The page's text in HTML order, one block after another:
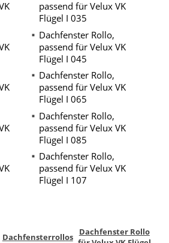
passend für Velux VK
Flügel I 035
Dachfenster Rollo,
passend für Velux VK
Flügel I 045
Dachfenster Rollo,
passend für Velux VK
Flügel I 065
Dachfenster Rollo,
passend für Velux VK
Flügel I 085
Dachfenster Rollo,
passend für Velux VK
Flügel I 107
Dachfensterrollos
Dachfenster Rollo